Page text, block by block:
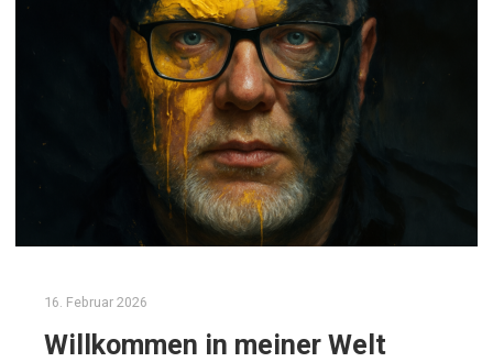
16. Februar 2026
Willkommen in meiner Welt